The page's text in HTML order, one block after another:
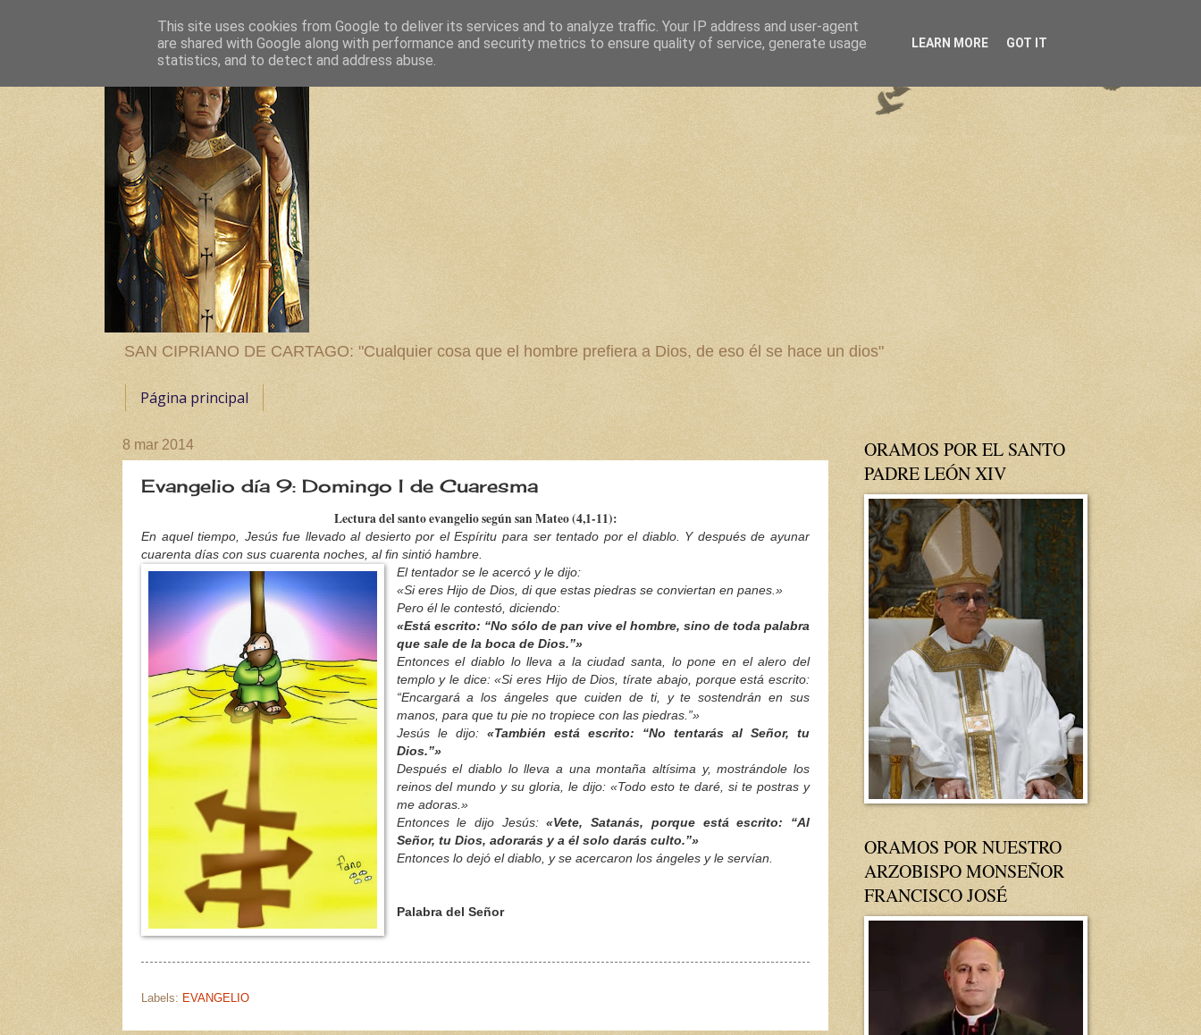
SAN CIPRIANO DE CARTAGO: "Cualquier cosa que el hombre prefiera a Dios, de eso él se hace un dios"
Página principal
8 mar 2014
Evangelio día 9: Domingo I de Cuaresma
Lectura del santo evangelio según san Mateo (4,1-11):
En aquel tiempo, Jesús fue llevado al desierto por el Espíritu para ser tentado por el diablo. Y después de ayunar
cuarenta días con sus cuarenta noches, al fin sintió hambre.
El tentador se le acercó y le dijo:
«Si eres Hijo de Dios, di que estas piedras se conviertan en panes.»
Pero él le contestó, diciendo:
«Está escrito: “No sólo de pan vive el hombre, sino de toda palabra
que sale de la boca de Dios.”»
Entonces el diablo lo lleva a la ciudad santa, lo pone en el alero del
templo y le dice: «Si eres Hijo de Dios, tírate abajo, porque está escrito:
“Encargará a los ángeles que cuiden de ti, y te sostendrán en sus
manos, para que tu pie no tropiece con las piedras.”»
Jesús le dijo: «También está escrito: “No tentarás al Señor, tu
Dios.”»
Después el diablo lo lleva a una montaña altísima y, mostrándole los
reinos del mundo y su gloria, le dijo: «Todo esto te daré, si te postras y
me adoras.»
Entonces le dijo Jesús:«Vete, Satanás, porque está escrito: “Al
Señor, tu Dios, adorarás y a él solo darás culto.”»
Entonces lo dejó el diablo, y se acercaron los ángeles y le servían.
Palabra del Señor
Labels: EVANGELIO
ORAMOS POR EL SANTO
PADRE LEÓN XIV
ORAMOS POR NUESTRO
ARZOBISPO MONSEÑOR
FRANCISCO JOSÉ
This site uses cookies from Google to deliver its services and to analyze traffic. Your IP address and user-agent
are shared with Google along with performance and security metrics to ensure quality of service, generate usage
statistics, and to detect and address abuse.
LEARN MORE GOT IT